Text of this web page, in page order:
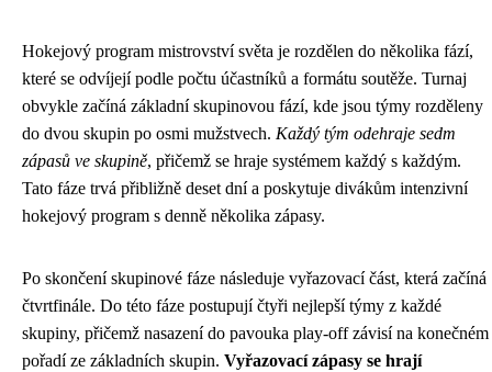
Hokejový program mistrovství světa je rozdělen do několika fází,
které se odvíjejí podle počtu účastníků a formátu soutěže. Turnaj
obvykle začíná základní skupinovou fází, kde jsou týmy rozděleny
do dvou skupin po osmi mužstvech. Každý tým odehraje sedm
zápasů ve skupině, přičemž se hraje systémem každý s každým.
Tato fáze trvá přibližně deset dní a poskytuje divákům intenzivní
hokejový program s denně několika zápasy.
Po skončení skupinové fáze následuje vyřazovací část, která začíná
čtvrtfinále. Do této fáze postupují čtyři nejlepší týmy z každé
skupiny, přičemž nasazení do pavouka play-off závisí na konečném
pořadí ze základních skupin. Vyřazovací zápasy se hrají